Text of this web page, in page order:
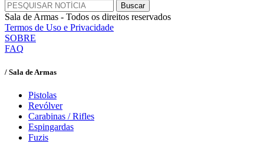
Sala de Armas - Todos os direitos reservados
Termos de Uso e Privacidade
SOBRE
FAQ
/ Sala de Armas
Pistolas
Revólver
Carabinas / Rifles
Espingardas
Fuzis